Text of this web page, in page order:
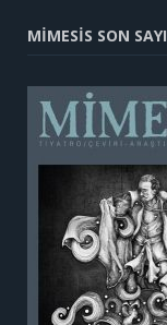
MİMESİS SON SAYI